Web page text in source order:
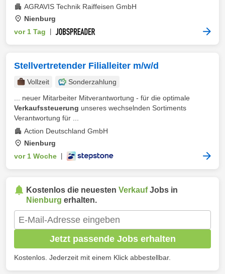
AGRAVIS Technik Raiffeisen GmbH
Nienburg
vor 1 Tag
Stellvertretender Filialleiter m/w/d
Vollzeit
Sonderzahlung
... neuer Mitarbeiter Mitverantwortung - für die optimale
Verkaufssteuerung unseres wechselnden Sortiments
Verantwortung für ...
Action Deutschland GmbH
Nienburg
vor 1 Woche
Kostenlos die neuesten VerkaufJobs in
Nienburg erhalten.
Jetzt passende Jobs erhalten
Kostenlos. Jederzeit mit einem Klick abbestellbar.